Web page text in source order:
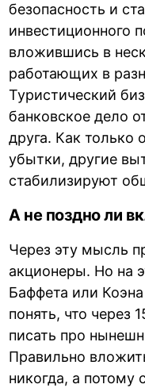
безопасность и
инвестиционного
вложившись в
работающих в
Туристический
банковское дело
друга. Как только
убытки, другие
стабилизируют
А не поздно ли
Через эту мысль
акционеры. Но на
Баффета или
понять, что через
писать про
Правильно
никогда, а потому